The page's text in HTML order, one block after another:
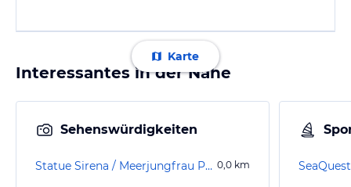
Karte
Interessantes in der Nähe
Sehenswürdigkeiten
Statue Sirena / Meerjungfrau Porto Cristo 0,0 km